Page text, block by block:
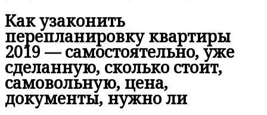
Как узаконить
перепланировку квартиры
2019 — самостоятельно, уже
сделанную, сколько стоит,
самовольную, цена,
документы, нужно ли